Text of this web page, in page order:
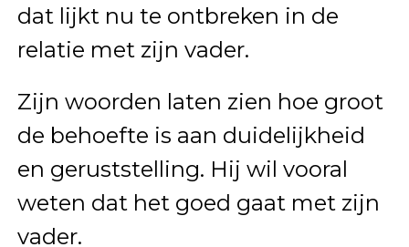
dat lijkt nu te ontbreken in de
relatie met zijn vader.
Zijn woorden laten zien hoe groot
de behoefte is aan duidelijkheid
en geruststelling. Hij wil vooral
weten dat het goed gaat met zijn
vader.